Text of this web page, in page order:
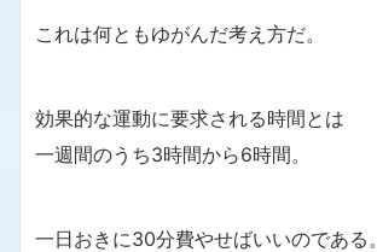
これは何ともゆがんだ考え方だ。
効果的な運動に要求される時間とは
一週間のうち3時間から6時間。
一日おきに30分費やせばいいのである。